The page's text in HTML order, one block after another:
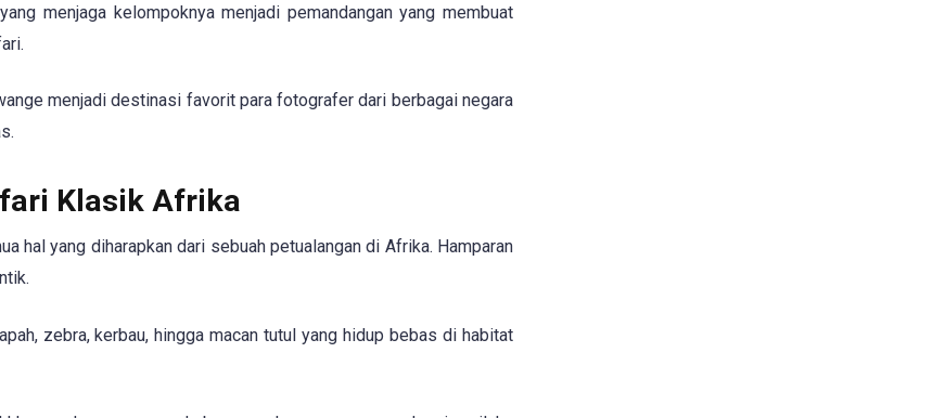
menjaga kelompoknya menjadi pemandangan yang membuat
menjadi destinasi favorit para fotografer dari berbagai negara
Klasik Afrika
hal yang diharapkan dari sebuah petualangan di Afrika. Hamparan
zebra, kerbau, hingga macan tutul yang hidup bebas di habitat